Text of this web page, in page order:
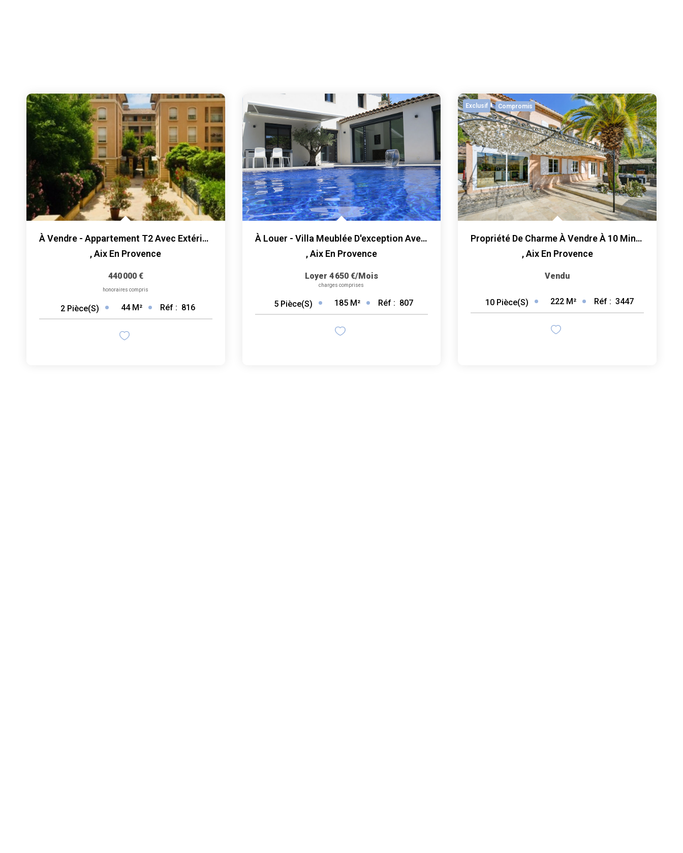
À Vendre - Appartement T2 Avec Extérieur Et Cave - Cours...
,Aix En Provence
440 000 €
honoraires compris
2 Pièce(s) 44 M² Réf : 816
À Louer - Villa Meublée D'exception Avec Piscine Et Espace...
,Aix En Provence
Loyer 4 650 €/mois
charges comprises
5 Pièce(s) 185 M² Réf : 807
Exclusif Compromis
Propriété De Charme À Vendre À 10 Minutes D'Aix-En-Provence...
,Aix En Provence
Vendu
10 Pièce(s) 222 M² Réf : 3447